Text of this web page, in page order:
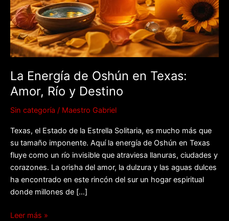
La Energía de Oshún en Texas:
Amor, Río y Destino
Sin categoría / Maestro Gabriel
Texas, el Estado de la Estrella Solitaria, es mucho más que
su tamaño imponente. Aquí la energía de Oshún en Texas
fluye como un río invisible que atraviesa llanuras, ciudades y
corazones. La orisha del amor, la dulzura y las aguas dulces
ha encontrado en este rincón del sur un hogar espiritual
donde millones de […]
Texas:
Amor,
Río
y
Destino
Leer más »